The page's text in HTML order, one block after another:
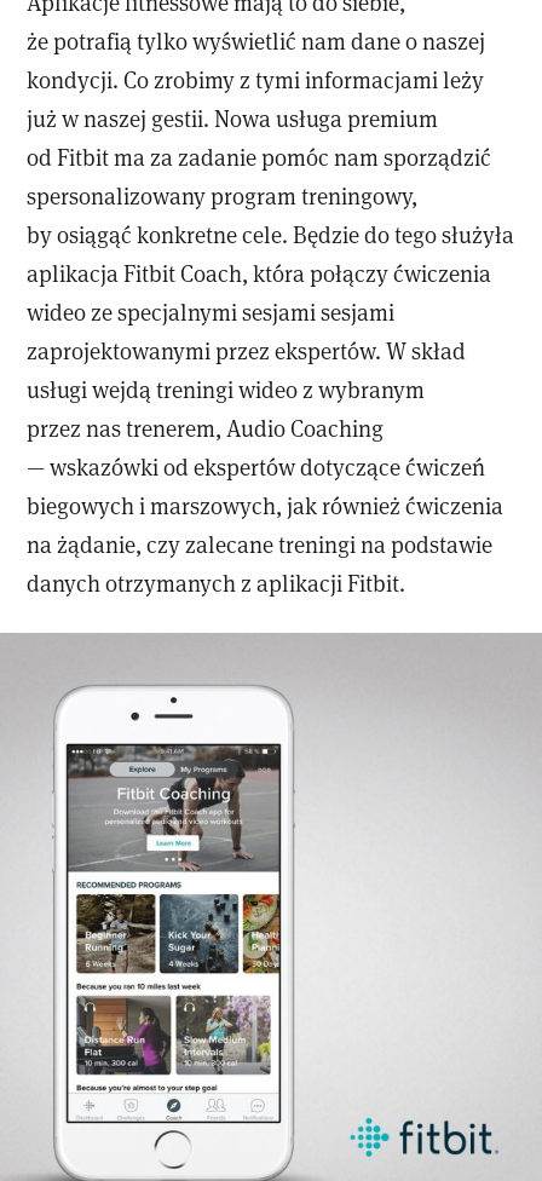
że potrafią tylko wyświetlić nam dane o naszej
kondycji. Co zrobimy z tymi informacjami leży
już w naszej gestii. Nowa usługa premium
od Fitbit ma za zadanie pomóc nam sporządzić
spersonalizowany program treningowy,
by osiągąć konkretne cele. Będzie do tego służyła
aplikacja Fitbit Coach, która połączy ćwiczenia
wideo ze specjalnymi sesjami sesjami
zaprojektowanymi przez ekspertów. W skład
usługi wejdą treningi wideo z wybranym
przez nas trenerem, Audio Coaching
— wskazówki od ekspertów dotyczące ćwiczeń
biegowych i marszowych, jak również ćwiczenia
na żądanie, czy zalecane treningi na podstawie
danych otrzymanych z aplikacji Fitbit.